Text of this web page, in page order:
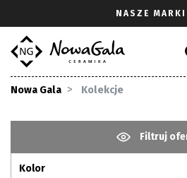
NASZE MARKI
Nowa Gala Kolekcje
Filtruj
Kolor
Gdzie
Pliki